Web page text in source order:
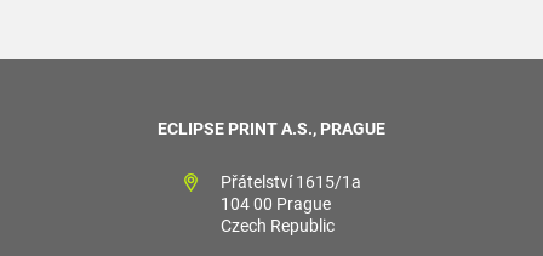
ECLIPSE PRINT A.S., PRAGUE
Přátelství 1615/1a
104 00 Prague
Czech Republic